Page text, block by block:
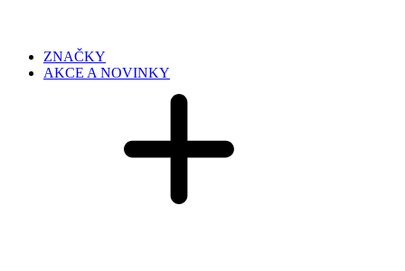
ZNAČKY
AKCE A NOVINKY